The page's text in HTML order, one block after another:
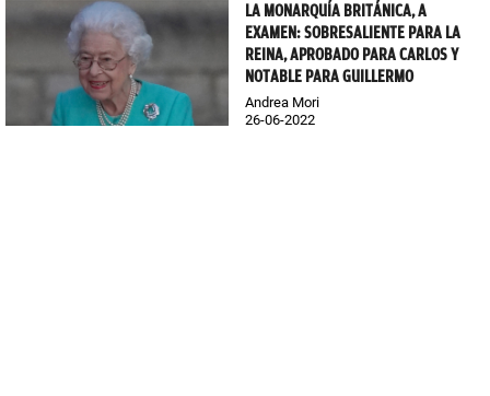
LA MONARQUÍA BRITÁNICA, A
EXAMEN: SOBRESALIENTE PARA LA
REINA, APROBADO PARA CARLOS Y
NOTABLE PARA GUILLERMO
Andrea Mori
26-06-2022